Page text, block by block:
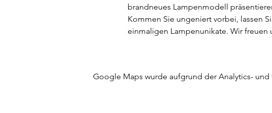
brandneues Lampenmodell
Kommen Sie ungeniert vorbei, lassen
einmaligen Lampenunikate. Wir freuen
Google Maps wurde aufgrund der Analytics-